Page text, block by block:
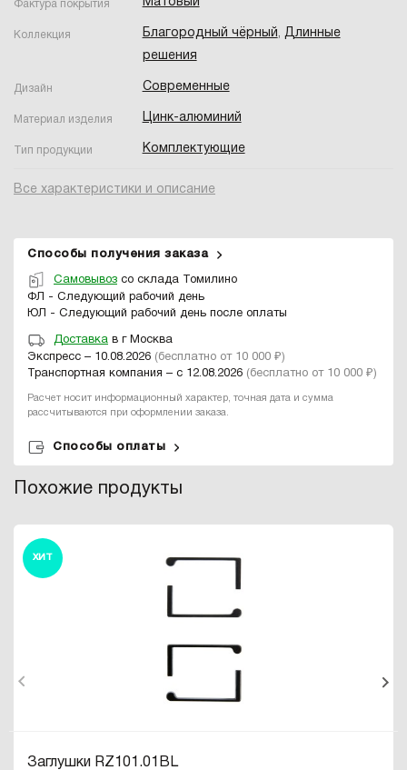
Фактура покрытия
Коллекция Благородный чёрный, Длинные
решения
Дизайн Современные
Материал изделия Цинк-алюминий
Тип продукции Комплектующие
Все характеристики и описание
Способы получения заказа
Самовывоз со склада Томилино
ФЛ - Следующий рабочий день
ЮЛ - Следующий рабочий день после оплаты
Доставка в г Москва
Экспресс – 10.08.2026 (бесплатно от 10 000 ₽)
Транспортная компания – с 12.08.2026 (бесплатно от 10 000 ₽)
Расчет носит информационный характер, точная дата и сумма
рассчитываются при оформлении заказа.
Способы оплаты
Похожие продукты
ХИТ
Заглушки RZ101.01BL